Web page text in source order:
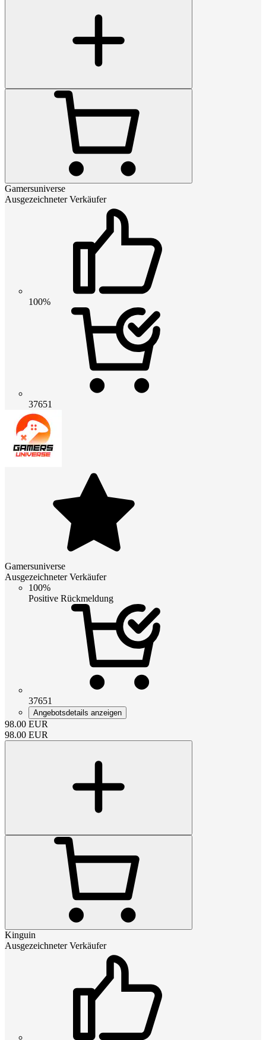
Gamersuniverse
Ausgezeichneter Verkäufer
100%
37651
Gamersuniverse
Ausgezeichneter Verkäufer
100%
Positive Rückmeldung
37651
Angebotsdetails anzeigen
98.00 EUR
98.00 EUR
Kinguin
Ausgezeichneter Verkäufer